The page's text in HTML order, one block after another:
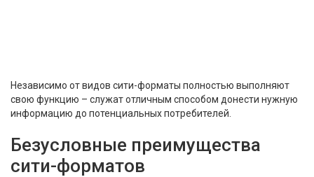
Независимо от видов сити-форматы полностью выполняют
свою функцию – служат отличным способом донести нужную
информацию до потенциальных потребителей.
Безусловные преимущества
сити-форматов